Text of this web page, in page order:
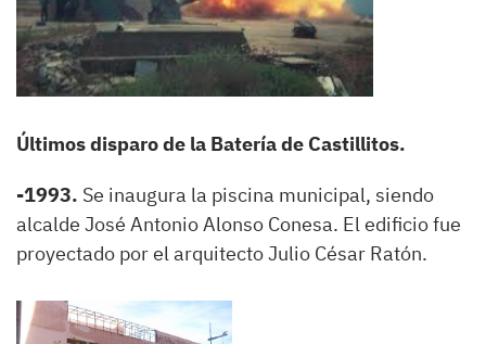
Últimos disparo de la Batería de Castillitos.
-1993. Se inaugura la piscina municipal, siendo
alcalde José Antonio Alonso Conesa. El edificio fue
proyectado por el arquitecto Julio César Ratón.